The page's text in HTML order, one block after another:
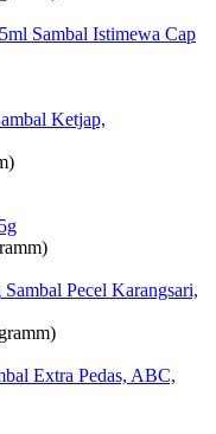
Sambal Istimewa Cap
Ketjap,
Sambal Pecel Karangsari,
Extra Pedas, ABC,